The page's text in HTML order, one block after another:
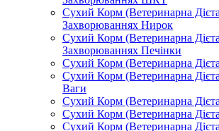
Сухий Корм (Ветеринарна
Захворюваннях Нирок
Сухий Корм (Ветеринарна
Захворюваннях Печінки
Сухий Корм (Ветеринарна
Сухий Корм (Ветеринарна
Ваги
Сухий Корм (Ветеринарна
Сухий Корм (Ветеринарна
Сухий Корм (Ветеринарна